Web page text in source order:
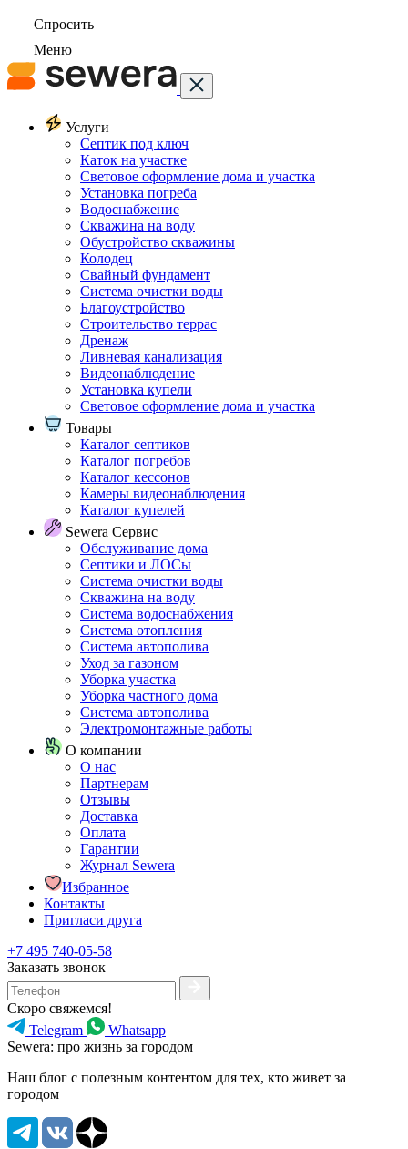
Спросить
Меню
Услуги
Септик под ключ
Каток на участке
Световое оформление дома и участка
Установка погреба
Водоснабжение
Скважина на воду
Обустройство скважины
Колодец
Свайный фундамент
Система очистки воды
Благоустройство
Строительство террас
Дренаж
Ливневая канализация
Видеонаблюдение
Установка купели
Световое оформление дома и участка
Товары
Каталог септиков
Каталог погребов
Каталог кессонов
Камеры видеонаблюдения
Каталог купелей
Sewera Сервис
Обслуживание дома
Септики и ЛОСы
Система очистки воды
Скважина на воду
Система водоснабжения
Система отопления
Система автополива
Уход за газоном
Уборка участка
Уборка частного дома
Система автополива
Электромонтажные работы
О компании
О нас
Партнерам
Отзывы
Доставка
Оплата
Гарантии
Журнал Sewera
Избранное
Контакты
Пригласи друга
+7 495 740-05-58
Заказать звонок
Скоро свяжемся!
Telegram
Whatsapp
Sewera: про жизнь за городом
Наш блог c полезным контентом для тех, кто живет за
городом